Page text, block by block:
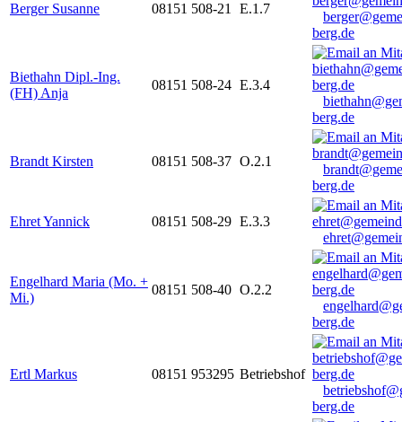
Berger Susanne 08151 508-21 E.1.7
berg.de
Biethahn Dipl.-Ing.
(FH) Anja
08151 508-24 E.3.4
berg.de
Brandt Kirsten 08151 508-37 O.2.1
berg.de
Ehret Yannick 08151 508-29 E.3.3
Engelhard Maria (Mo. +
Mi.)
08151 508-40 O.2.2
berg.de
Ertl Markus 08151 953295 Betriebshof
berg.de